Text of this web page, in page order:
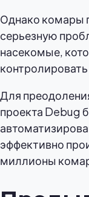
Однако комары
серьезную
насекомые,
Для
проекта Debug
эффективно
миллионы